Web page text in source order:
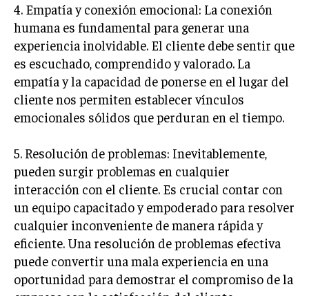
SOSTENIBILIDAD Y MEDIO AMBIENTE
GESTIÓN DE LA INNOVACIÓN TECNOLÓGICA
TRANSFORMACIÓN DIGITAL
ANALÍTICA EMPRESARIAL Y BUSINESS
INTELLIGENCE
CIBERSEGURIDAD EMPRESARIAL
ESTRATEGIA
EMPRESAS FAMILIARES Y SUCESIÓN
NEGOCIACIÓN Y RESOLUCIÓN DE CONFLICTOS
DERECHO EMPRESARIAL Y REGULACIONES
ÉXITO EMPRESARIAL Y CASOS DE ESTUDIO
4. Empatía y conexión emocional: La conexión
humana es fundamental para generar una
experiencia inolvidable. El cliente debe sentir que
es escuchado, comprendido y valorado. La
empatía y la capacidad de ponerse en el lugar del
cliente nos permiten establecer vínculos
emocionales sólidos que perduran en el tiempo.
5. Resolución de problemas: Inevitablemente,
pueden surgir problemas en cualquier
interacción con el cliente. Es crucial contar con
un equipo capacitado y empoderado para resolver
cualquier inconveniente de manera rápida y
eficiente. Una resolución de problemas efectiva
puede convertir una mala experiencia en una
oportunidad para demostrar el compromiso de la